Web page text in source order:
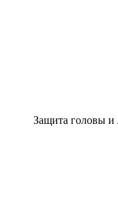
Защита головы и